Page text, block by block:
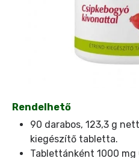
Rendelhető
90 darabos, 123,3 g
kiegészítő tabletta.
Tablettánként 1000